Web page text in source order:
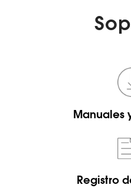
Manuales
Registro